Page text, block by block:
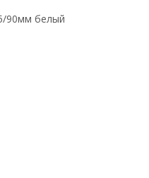
90мм белый